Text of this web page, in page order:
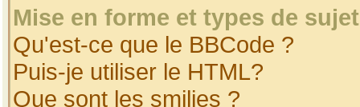
Mise en forme et types de
Qu'est-ce que le BBCode ?
Puis-je utiliser le HTML?
Que sont les smilies ?